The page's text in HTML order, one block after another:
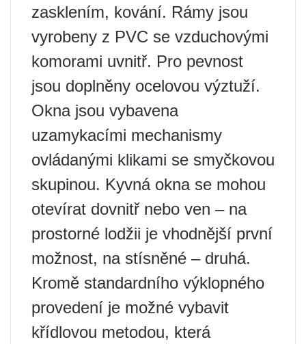
zasklením, kování. Rámy jsou
vyrobeny z PVC se vzduchovými
komorami uvnitř. Pro pevnost
jsou doplněny ocelovou výztuží.
Okna jsou vybavena
uzamykacími mechanismy
ovládanými klikami se smyčkovou
skupinou. Kyvná okna se mohou
otevírat dovnitř nebo ven – na
prostorné lodžii je vhodnější první
možnost, na stísněné – druhá.
Kromě standardního výklopného
provedení je možné vybavit
křídlovou metodou, která